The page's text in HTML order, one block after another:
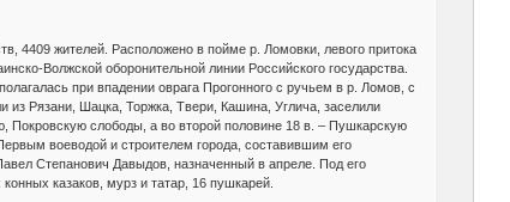
4409 жителей. Расположено в пойме р. Ломовки, левого притока
Волжской оборонительной линии Российского государства.
при впадении оврага Прогонного с ручьем в р. Ломов, с
из Рязани, Шацка, Торжка, Твери, Кашина, Углича, заселили
Покровскую слободы, а во второй половине 18 в. – Пушкарскую
воеводой и строителем города, составившим его
Степанович Давыдов, назначенный в апреле. Под его
казаков, мурз и татар, 16 пушкарей.